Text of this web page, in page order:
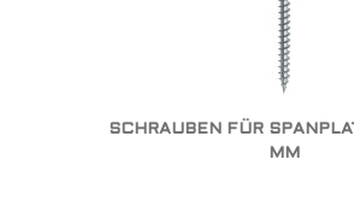
SCHRAUBEN FÜR
MM